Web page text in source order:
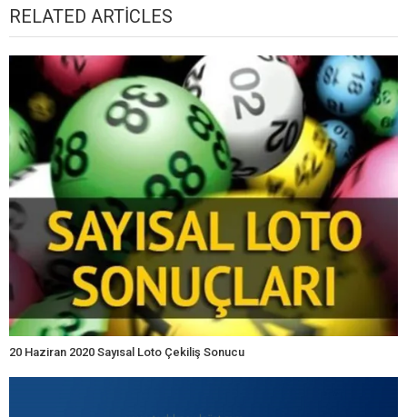
RELATED ARTICLES
20 Haziran 2020 Sayısal Loto Çekiliş Sonucu